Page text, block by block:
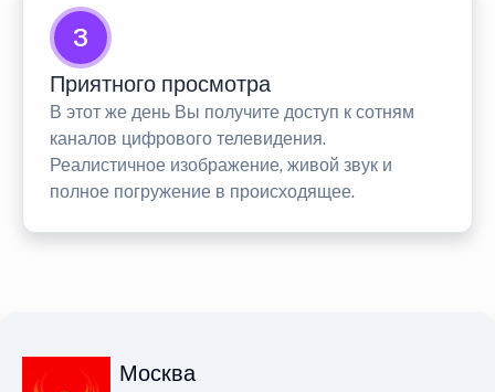
3
Приятного просмотра
В этот же день Вы получите доступ к сотням
каналов цифрового телевидения.
Реалистичное изображение, живой звук и
полное погружение в происходящее.
Москва